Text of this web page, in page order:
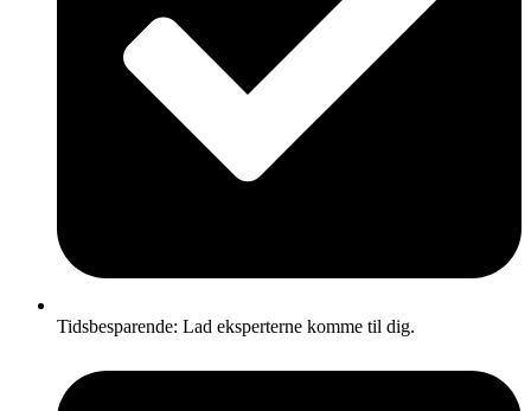
Tidsbesparende: Lad eksperterne komme til dig.